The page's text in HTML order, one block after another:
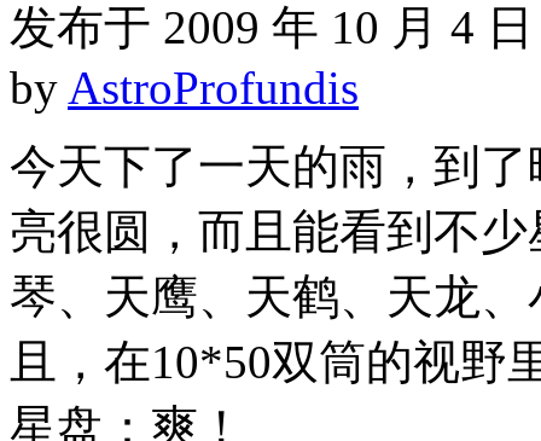
发布于 2009 年 10 月 4 日
by AstroProfundis
今天下了一天的雨，到
亮很圆，而且能看到不
琴、天鹰、天鹤、天龙
且，在10*50双筒的视野
星盘：爽！